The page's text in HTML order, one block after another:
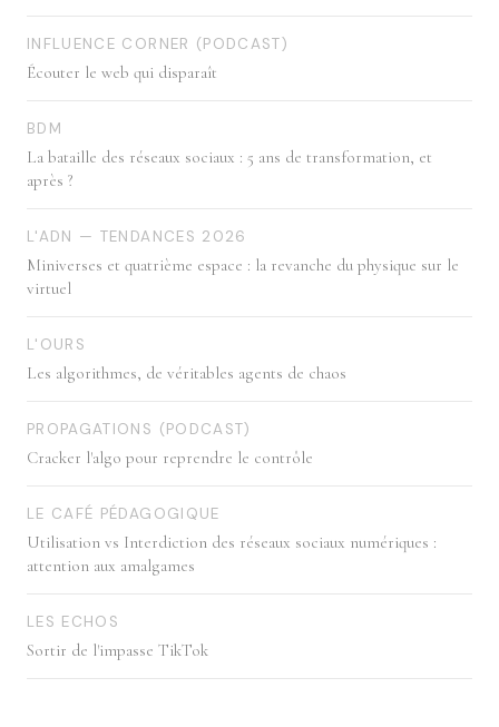
INFLUENCE CORNER (PODCAST)
Écouter le web qui disparaît
BDM
La bataille des réseaux sociaux : 5 ans de transformation, et
après ?
L'ADN — TENDANCES 2026
Miniverses et quatrième espace : la revanche du physique sur le
virtuel
L'OURS
Les algorithmes, de véritables agents de chaos
PROPAGATIONS (PODCAST)
Cracker l'algo pour reprendre le contrôle
LE CAFÉ PÉDAGOGIQUE
Utilisation vs Interdiction des réseaux sociaux numériques :
attention aux amalgames
LES ECHOS
Sortir de l'impasse TikTok